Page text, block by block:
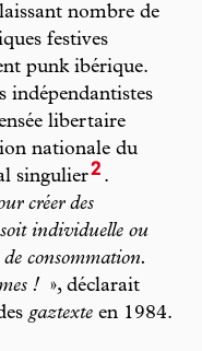
nombre de
festives
punk ibérique.
indépendantistes
libertaire
nationale du
singulier2 .
créer des
individuelle ou
consommation.
! », déclarait
gaztexte en 1984.